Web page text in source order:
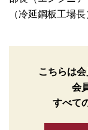
（冷延鋼板工場長
こちらは
会
すべて